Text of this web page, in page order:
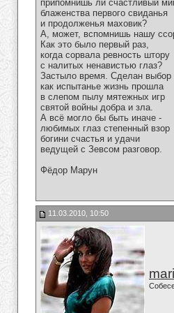
припомнишь ли счастливый
блаженства первого свиданья
и продолженья маховик?
А, может, вспомнишь нашу
Как это было первый раз,
когда сорвала ревность штору
с налитых ненавистью глаз?
Застыло время. Сделан выбор
как испытанье жизнь прошла
в слепом пылу мятежных игр
святой войны добра и зла.
А всё могло бы быть иначе -
любимых глаз степенный взор
богини счастья и удачи
ведущей с Зевсом разговор.
Фёдор Марун
11.03.2010, 10:50